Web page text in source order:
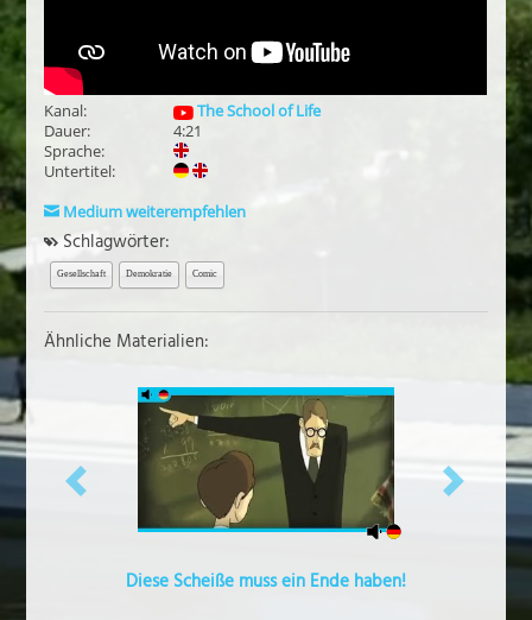
Kanal:
The School of Life
Dauer:
4:21
Sprache:
Untertitel:
Medium weiterempfehlen
Schlagwörter:
Gesellschaft Demokratie Comic
Ähnliche Materialien:
Diese Scheiße muss ein Ende haben!
vorheriges